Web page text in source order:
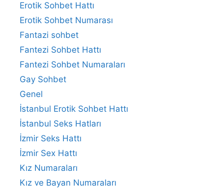
Erotik Sohbet Hattı
Erotik Sohbet Numarası
Fantazi sohbet
Fantezi Sohbet Hattı
Fantezi Sohbet Numaraları
Gay Sohbet
Genel
İstanbul Erotik Sohbet Hattı
İstanbul Seks Hatları
İzmir Seks Hattı
İzmir Sex Hattı
Kız Numaraları
Kız ve Bayan Numaraları